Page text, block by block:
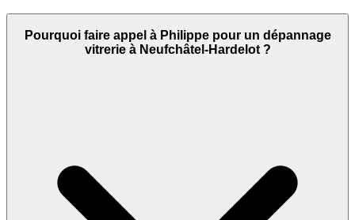
Pourquoi faire appel à Philippe pour un dépannage
vitrerie à Neufchâtel-Hardelot ?